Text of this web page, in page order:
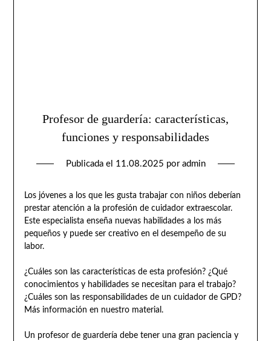
Profesor de guardería: características,
funciones y responsabilidades
Publicada el 11.08.2025 por admin
Los jóvenes a los que les gusta trabajar con niños deberían
prestar atención a la profesión de cuidador extraescolar.
Este especialista enseña nuevas habilidades a los más
pequeños y puede ser creativo en el desempeño de su
labor.
¿Cuáles son las características de esta profesión? ¿Qué
conocimientos y habilidades se necesitan para el trabajo?
¿Cuáles son las responsabilidades de un cuidador de GPD?
Más información en nuestro material.
Un profesor de guardería debe tener una gran paciencia y